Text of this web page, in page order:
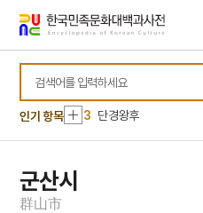
바로가기
바로가기
인기 항목
10 이문구
1 금성대군
2 세월호 참사
3 단경왕후
4 대진대학교
군산시
群山市